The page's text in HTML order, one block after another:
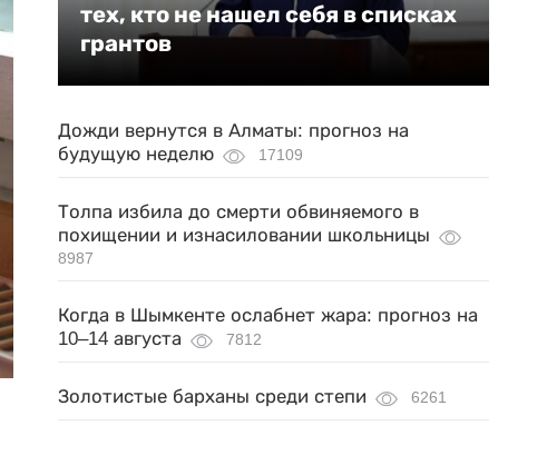
тех, кто не нашел себя в списках
грантов
Дожди вернутся в Алматы: прогноз на
будущую неделю
17109
Толпа избила до смерти обвиняемого в
похищении и изнасиловании школьницы
8987
Когда в Шымкенте ослабнет жара: прогноз на
10–14 августа
7812
Золотистые барханы среди степи 6261